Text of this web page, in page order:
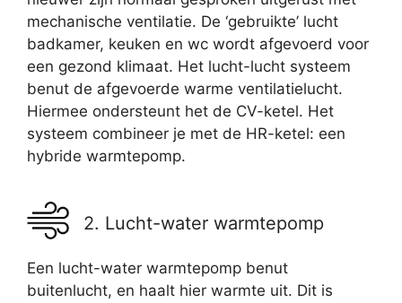
mechanische ventilatie. De ‘gebruikte’ lucht
badkamer, keuken en wc wordt afgevoerd voor
een gezond klimaat. Het lucht-lucht systeem
benut de afgevoerde warme ventilatielucht.
Hiermee ondersteunt het de CV-ketel. Het
systeem combineer je met de HR-ketel: een
hybride warmtepomp.
2. Lucht-water warmtepomp
Een lucht-water warmtepomp benut
buitenlucht, en haalt hier warmte uit. Dit is